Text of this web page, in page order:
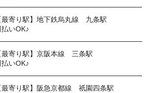
最寄り駅】地下鉄烏丸線 九条駅
払いOK♪
最寄り駅】京阪本線 三条駅
払いOK♪
最寄り駅】阪急京都線 祇園四条駅